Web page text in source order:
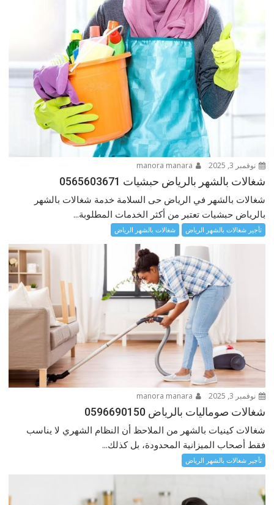
نوفمبر 3, 2025
شغالات بالشهر بالرياض حبشيات 0565603671
شغالات بالشهر في الرياض حى السلامة خدمة شغالات بالشهر
بالرياض حبشيات تعتبر من أكثر الخدمات المطلوبة...
تأجير شغالات بالشهر الرياض شغالات بالشهر الرياض
نوفمبر 3, 2025
شغالات صوماليات بالرياض 0596690150
شغالات كينيات بالشهر من الملاحظ أن النظام الشهري لا يناسب
فقط أصحاب الميزانية المحدودة، بل كذلك...
تأجير شغالات بالشهر الرياض